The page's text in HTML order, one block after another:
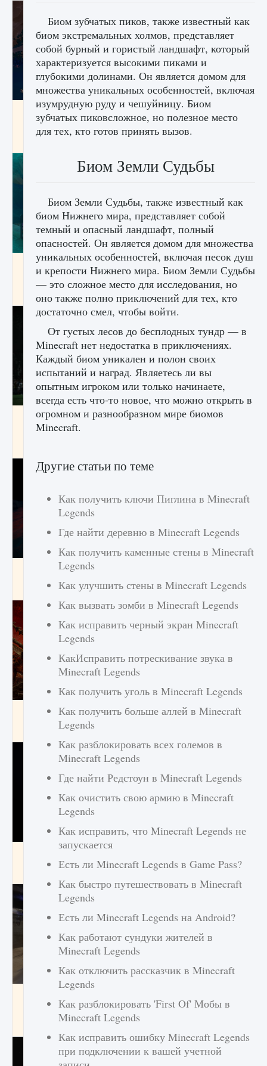
Как разблокировать заклинание Крист в
Creatures of Ava
Как приручить существ из степей Тамура в
игре Creatures of Ava
1 164
Как исправить ошибку EA FC 25 beta,
которая не работает
Как создавать предметы в Creatures of Ava
9 августа 2024 1 266 0 0
Как найти Гробницу Изгоев в Diablo 4
9 августа 2024
Как получить Thunder Egg в Stardew Valley
9 августа 2024 1 244 0 0
Honor
9 августа 2024 1 205
Биом зубчатых пиков, также известный как
биом экстремальных холмов, представляет
собой бурный и гористый ландшафт, который
характеризуется высокими пиками и
глубокими долинами. Он является домом для
множества уникальных особенностей, включая
изумрудную руду и чешуйницу. Биом
зубчатых пиковсложное, но полезное место
для тех, кто готов принять вызов.
Биом Земли Судьбы
Биом Земли Судьбы, также известный как
биом Нижнего мира, представляет собой
темный и опасный ландшафт, полный
опасностей. Он является домом для множества
уникальных особенностей, включая песок душ
и крепости Нижнего мира. Биом Земли Судьбы
— это сложное место для исследования, но
оно также полно приключений для тех, кто
достаточно смел, чтобы войти.
От густых лесов до бесплодных тундр — в
Minecraft нет недостатка в приключениях.
Каждый биом уникален и полон своих
испытаний и наград. Являетесь ли вы
опытным игроком или только начинаете,
всегда есть что-то новое, что можно открыть в
огромном и разнообразном мире биомов
Minecraft.
Другие статьи по теме
Как получить ключи Пиглина в Minecraft
Legends
Где найти деревню в Minecraft Legends
Как получить каменные стены в Minecraft
Legends
Как улучшить стены в Minecraft Legends
Как вызвать зомби в Minecraft Legends
Как исправить черный экран Minecraft
Legends
КакИсправить потрескивание звука в
Minecraft Legends
Как получить уголь в Minecraft Legends
Как получить больше аллей в Minecraft
Legends
Как разблокировать всех големов в
Minecraft Legends
Где найти Редстоун в Minecraft Legends
Как очистить свою армию в Minecraft
Legends
Как исправить, что Minecraft Legends не
запускается
Есть ли Minecraft Legends в Game Pass?
Как быстро путешествовать в Minecraft
Legends
Есть ли Minecraft Legends на Android?
Как работают сундуки жителей в
Minecraft Legends
Как отключить рассказчик в Minecraft
Legends
Как разблокировать 'First Of' Мобы в
Minecraft Legends
Как исправить ошибку Minecraft Legends
при подключении к вашей учетной